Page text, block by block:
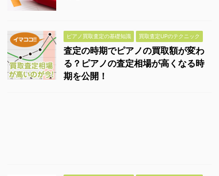
ピアノ買取査定の基礎知識 買取査定UPのテクニック
査定の時期でピアノの買取額が変わ
る？ピアノの査定相場が高くなる時
期を公開！